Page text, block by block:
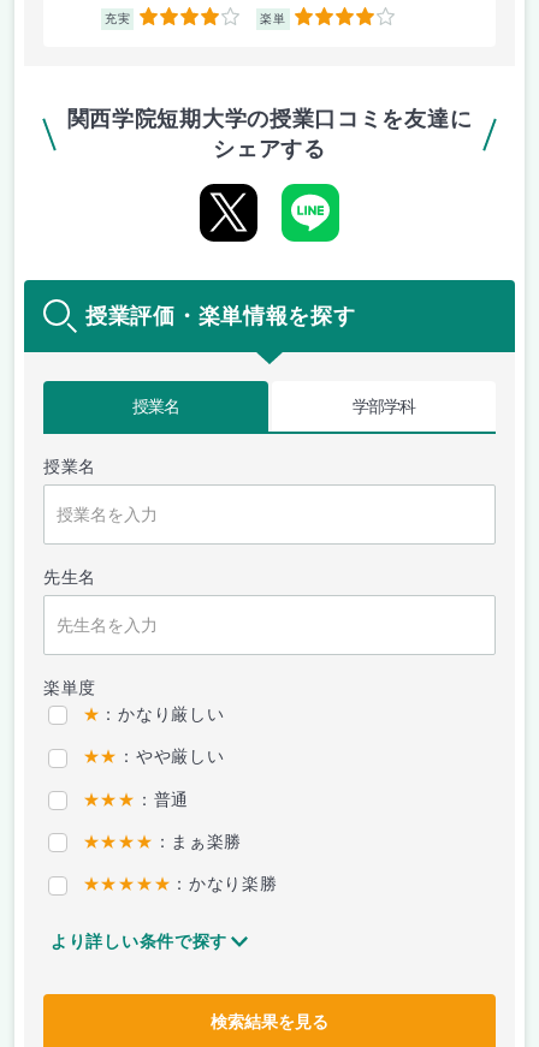
充実 4 楽単 4
関西学院短期大学の授業口コミを友達に
シェアする
授業評価・楽単情報を探す
授業名 学部学科
授業名
先生名
楽単度
★ ：かなり厳しい
★★ ：やや厳しい
★★★ ：普通
★★★★ ：まぁ楽勝
★★★★★ ：かなり楽勝
より詳しい条件で探す
検索結果を見る